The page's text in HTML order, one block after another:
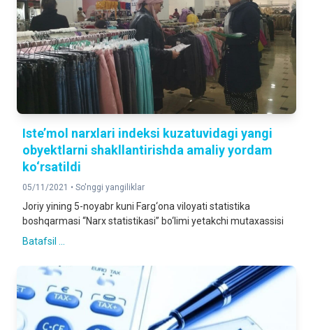
Iste’mol narxlari indeksi kuzatuvidagi yangi
obyektlarni shakllantirishda amaliy yordam
ko‘rsatildi
05/11/2021 • So'nggi yangiliklar
Joriy yining 5-noyabr kuni Farg‘ona viloyati statistika
boshqarmasi “Narx statistikasi” bo‘limi yetakchi mutaxassisi
Batafsil ...